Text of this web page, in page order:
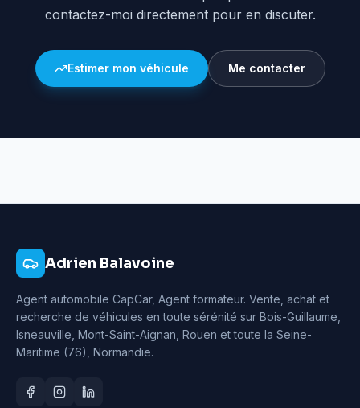
contactez-moi directement pour en discuter.
Estimer mon véhicule Me contacter
Adrien Balavoine
Agent automobile CapCar, Agent formateur. Vente, achat et
recherche de véhicules en toute sérénité sur Bois-Guillaume,
Isneauville, Mont-Saint-Aignan, Rouen et toute la Seine-
Maritime (76), Normandie.